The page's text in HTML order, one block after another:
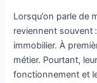
Lorsqu’on parle de
reviennent souvent
immobilier. À
métier. Pourtant,
fonctionnement et